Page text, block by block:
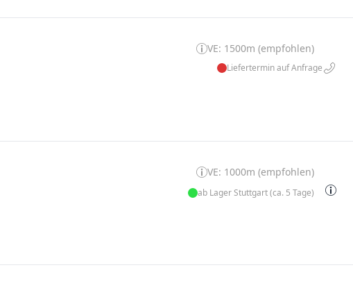
VE: 1500m (empfohlen)
Liefertermin auf Anfrage
VE: 1000m (empfohlen)
ab Lager Stuttgart (ca. 5 Tage)